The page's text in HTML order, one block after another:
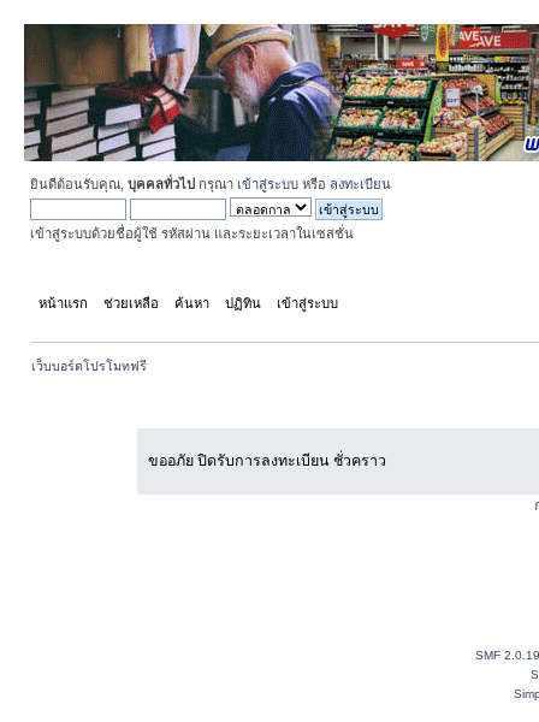
ยินดีต้อนรับคุณ, บุคคลทั่วไป กรุณา เข้าสู่ระบบ หรือ ลงทะเบียน
เข้าสู่ระบบด้วยชื่อผู้ใช้ รหัสผ่าน และระยะเวลาในเซสชั่น
หน้าแรก ช่วยเหลือ ค้นหา ปฏิทิน เข้าสู่ระบบ
เว็บบอร์ดโปรโมทฟรี
ขออภัย ปิดรับการลงทะเบียน ชั่วคราว
SMF 2.0.19